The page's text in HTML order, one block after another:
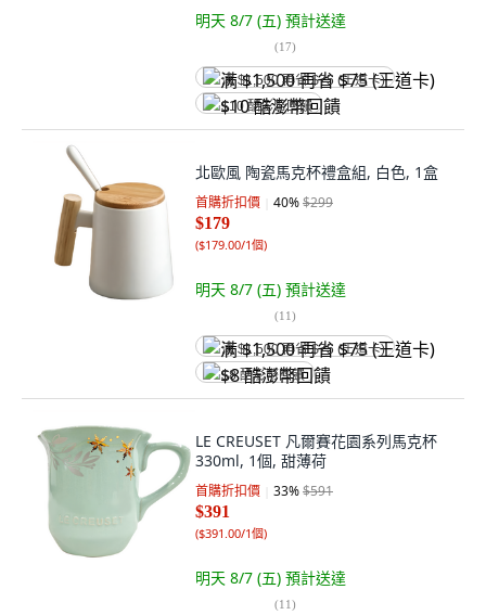
明天 8/7 (五) 預計送達
(17)
满 $1,500 再省 $75 (王道卡)
$10 酷澎幣回饋
北歐風 陶瓷馬克杯禮盒組, 白色, 1盒
首購折扣價 40%$299
$179
($179.00/1個)
明天 8/7 (五) 預計送達
(11)
满 $1,500 再省 $75 (王道卡)
$8 酷澎幣回饋
LE CREUSET 凡爾賽花園系列馬克杯
330ml, 1個, 甜薄荷
首購折扣價 33%$591
$391
($391.00/1個)
明天 8/7 (五) 預計送達
(11)